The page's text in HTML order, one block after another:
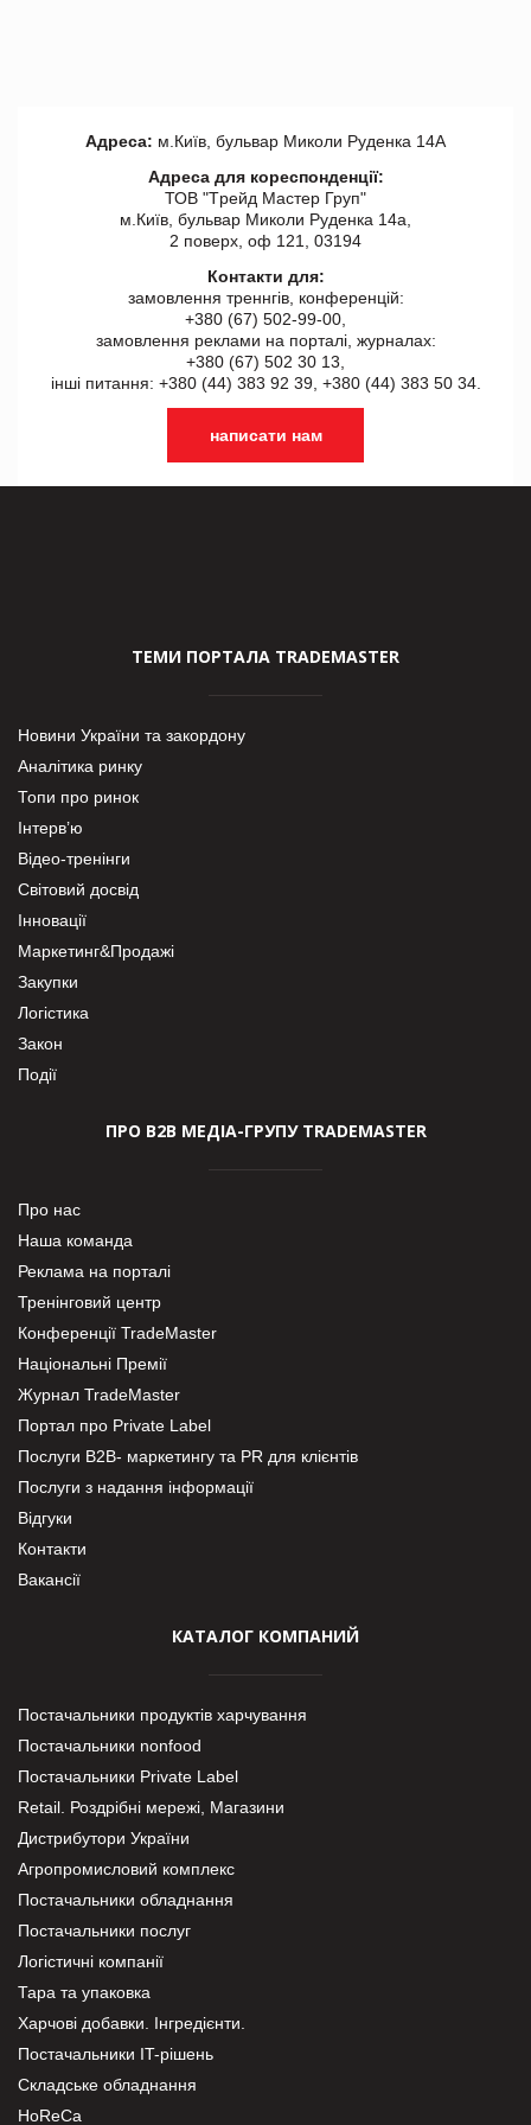
Адреса: м.Київ, бульвар Миколи Руденка 14А
Адреса для кореспонденції:
ТОВ "Tрейд Мастер Груп"
м.Київ, бульвар Миколи Руденка 14а,
2 поверх, оф 121, 03194
Контакти для:
замовлення треннгів, конференцій:
+380 (67) 502-99-00,
замовлення реклами на порталі, журналах:
+380 (67) 502 30 13,
інші питання: +380 (44) 383 92 39, +380 (44) 383 50 34.
написати нам
ТЕМИ ПОРТАЛА TRADEMASTER
Новини України та закордону
Аналітика ринку
Топи про ринок
Інтерв’ю
Відео-тренінги
Світовий досвід
Інновації
Маркетинг&Продажі
Закупки
Логістика
Закон
Події
ПРО В2В МЕДІА-ГРУПУ TRADEMASTER
Про нас
Наша команда
Реклама на порталі
Тренінговий центр
Конференції TradeMaster
Національні Премії
Журнал TradeMaster
Портал про Private Label
Послуги В2В- маркетингу та PR для клієнтів
Послуги з надання інформації
Відгуки
Контакти
Вакансії
КАТАЛОГ КОМПАНИЙ
Постачальники продуктів харчування
Постачальники nonfood
Постачальники Private Label
Retail. Роздрібні мережі, Магазини
Дистрибутори України
Агропромисловий комплекс
Постачальники обладнання
Постачальники послуг
Логістичні компанії
Тара та упаковка
Харчові добавки. Інгредієнти.
Постачальники IT-рішень
Складське обладнання
HoReCa